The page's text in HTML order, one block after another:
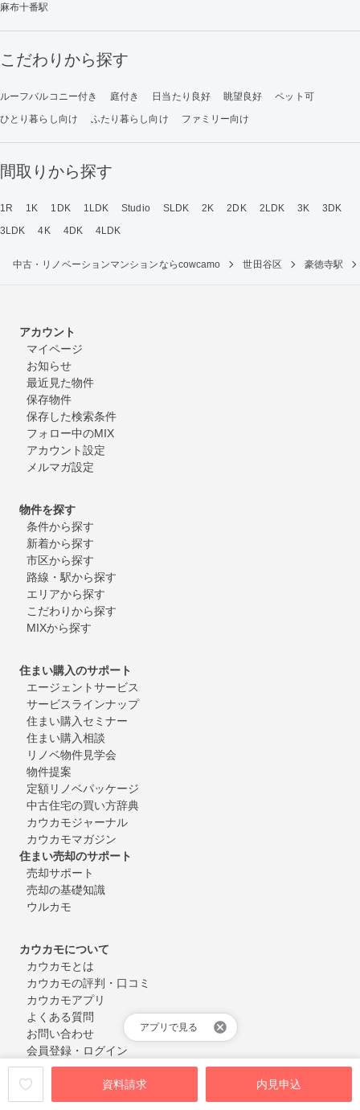
資料請求 内見申込
アプリで見る
麻布十番駅
こだわりから探す
ルーフバルコニー付き 庭付き 日当たり良好 眺望良好
ペット可
ひとり暮らし向け
ふたり暮らし向け ファミリー向け
間取りから探す
1R 1K 1DK 1LDK Studio SLDK 2K 2DK 2LDK 3K
3DK
3LDK
4K 4DK 4LDK
中古・リノベーションマンションならcowcamo 世田谷区 豪徳寺駅
アカウント
マイページ
お知らせ
最近見た物件
保存物件
保存した検索条件
フォロー中のMIX
アカウント設定
メルマガ設定
物件を探す
条件から探す
新着から探す
市区から探す
路線・駅から探す
エリアから探す
こだわりから探す
MIXから探す
住まい購入のサポート
エージェントサービス
サービスラインナップ
住まい購入セミナー
住まい購入相談
リノベ物件見学会
物件提案
定額リノベパッケージ
中古住宅の買い方辞典
カウカモジャーナル
カウカモマガジン
住まい売却のサポート
売却サポート
売却の基礎知識
ウルカモ
カウカモについて
カウカモとは
カウカモの評判・口コミ
カウカモアプリ
よくある質問
お問い合わせ
会員登録・ログイン